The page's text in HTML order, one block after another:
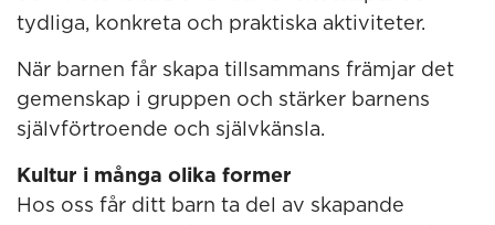
tydliga, konkreta och praktiska aktiviteter.
När barnen får skapa tillsammans främjar det
gemenskap i gruppen och stärker barnens
självförtroende och självkänsla.
Kultur i många olika former
Hos oss får ditt barn ta del av skapande